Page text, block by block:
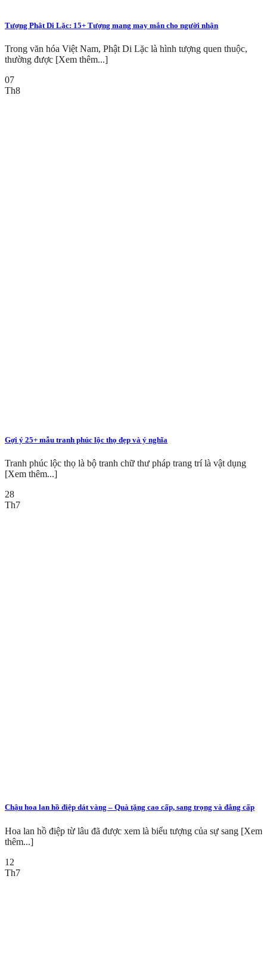
Tượng Phật Di Lặc: 15+ Tượng mang may mắn cho người nhận
Trong văn hóa Việt Nam, Phật Di Lặc là hình tượng quen thuộc,
thường được [Xem thêm...]
07
Th8
Gợi ý 25+ mẫu tranh phúc lộc thọ đẹp và ý nghĩa
Tranh phúc lộc thọ là bộ tranh chữ thư pháp trang trí là vật dụng
[Xem thêm...]
28
Th7
Chậu hoa lan hồ điệp dát vàng – Quà tặng cao cấp, sang trọng và đẳng cấp
Hoa lan hồ điệp từ lâu đã được xem là biểu tượng của sự sang [Xem
thêm...]
12
Th7